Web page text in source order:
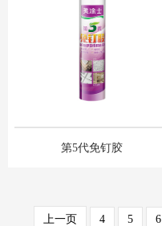
第5代免钉胶
上一页 4 5 6